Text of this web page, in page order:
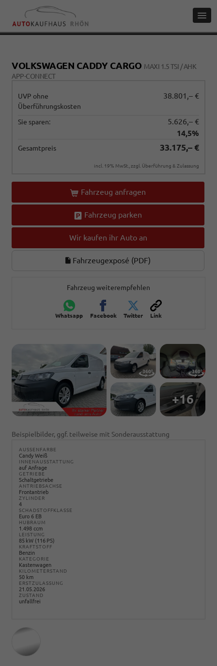
VOLKSWAGEN CADDY CARGO MAXI 1.5 TSI / AHK
APP-CONNECT
UVP ohne
Überführungskosten
38.801,– €
Sie sparen:
5.626,– €
14,5%
Gesamtpreis 33.175,– €
incl. 19% MwSt., zzgl. Überführung & Zulassung
Fahrzeug anfragen
Fahrzeug parken
Wir kaufen ihr Auto an
Fahrzeugexposé (PDF)
Fahrzeug weiterempfehlen
Whatsapp Facebook Twitter Link
+16
Beispielbilder, ggf. teilweise mit Sonderausstattung
AUSSENFARBE
Candy Weiß
INNENAUSSTATTUNG
auf Anfrage
GETRIEBE
Schaltgetriebe
ANTRIEBSACHSE
Frontantrieb
ZYLINDER
4
SCHADSTOFFKLASSE
Euro 6 EB
HUBRAUM
1.498 ccm
LEISTUNG
85 kW (116 PS)
KRAFTSTOFF
Benzin
KATEGORIE
Kastenwagen
KILOMETERSTAND
50 km
ERSTZULASSUNG
21.05.2026
ZUSTAND
unfallfrei